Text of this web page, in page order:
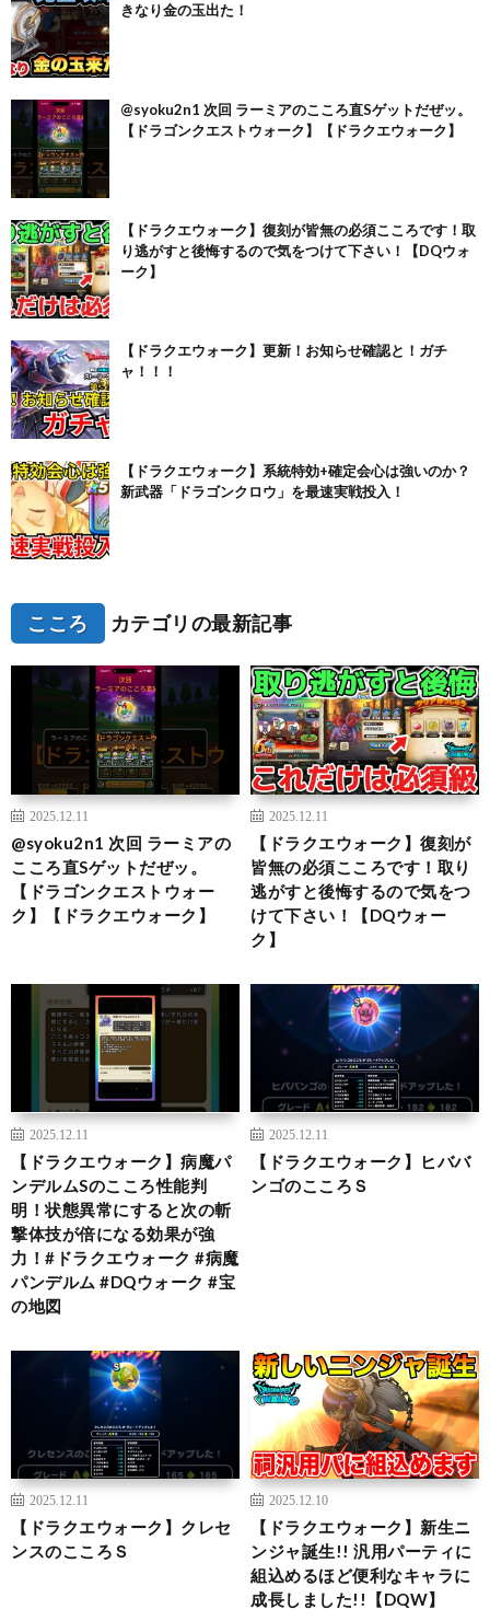
きなり金の玉出た！
@syoku2n1 次回 ラーミアのこころ直Sゲットだぜッ。
【ドラゴンクエストウォーク】【ドラクエウォーク】
【ドラクエウォーク】復刻が皆無の必須こころです！取
り逃がすと後悔するので気をつけて下さい！【DQウォ
ーク】
【ドラクエウォーク】更新！お知らせ確認と！ガチ
ャ！！！
【ドラクエウォーク】系統特効+確定会心は強いのか？
新武器「ドラゴンクロウ」を最速実戦投入！
こころ カテゴリの最新記事
2025.12.11
@syoku2n1 次回 ラーミアの
こころ直Sゲットだぜッ。
【ドラゴンクエストウォー
ク】【ドラクエウォーク】
2025.12.11
【ドラクエウォーク】復刻が
皆無の必須こころです！取り
逃がすと後悔するので気をつ
けて下さい！【DQウォー
ク】
2025.12.11
【ドラクエウォーク】病魔パ
ンデルムSのこころ性能判
明！状態異常にすると次の斬
撃体技が倍になる効果が強
力！#ドラクエウォーク #病魔
パンデルム #DQウォーク #宝
の地図
2025.12.11
【ドラクエウォーク】ヒババ
ンゴのこころＳ
2025.12.11
【ドラクエウォーク】クレセ
ンスのこころＳ
2025.12.10
【ドラクエウォーク】新生ニ
ンジャ誕生!! 汎用パーティに
組込めるほど便利なキャラに
成長しました!!【DQW】